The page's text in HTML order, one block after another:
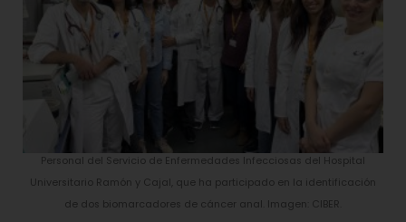
Personal del Servicio de Enfermedades Infecciosas del Hospital
Universitario Ramón y Cajal, que ha participado en la identificación
de dos biomarcadores de cáncer anal. Imagen: CIBER.